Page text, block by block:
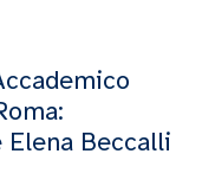
Beccalli